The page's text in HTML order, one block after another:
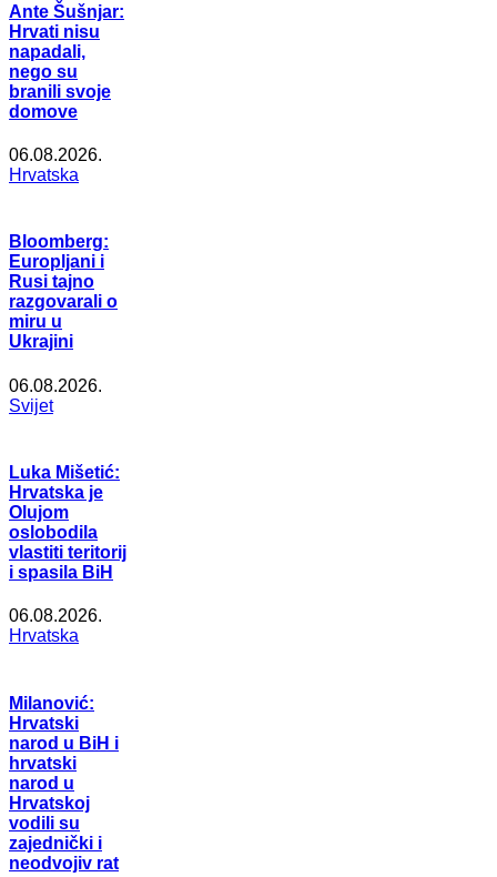
Ante Šušnjar:
Hrvati nisu
napadali,
nego su
branili svoje
domove
06.08.2026.
Hrvatska
Bloomberg:
Europljani i
Rusi tajno
razgovarali o
miru u
Ukrajini
06.08.2026.
Svijet
Luka Mišetić:
Hrvatska je
Olujom
oslobodila
vlastiti teritorij
i spasila BiH
06.08.2026.
Hrvatska
Milanović:
Hrvatski
narod u BiH i
hrvatski
narod u
Hrvatskoj
vodili su
zajednički i
neodvojiv rat